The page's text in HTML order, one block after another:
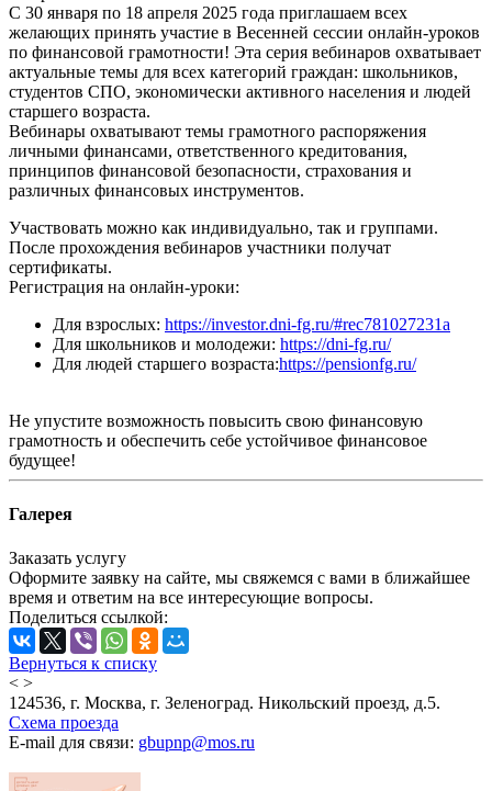
С 30 января по 18 апреля 2025 года приглашаем всех
желающих принять участие в Весенней сессии онлайн-уроков
по финансовой грамотности! Эта серия вебинаров охватывает
актуальные темы для всех категорий граждан: школьников,
студентов СПО, экономически активного населения и людей
старшего возраста.
Вебинары охватывают темы грамотного распоряжения
личными финансами, ответственного кредитования,
принципов финансовой безопасности, страхования и
различных финансовых инструментов.
Участвовать можно как индивидуально, так и группами.
После прохождения вебинаров участники получат
сертификаты.
Регистрация на онлайн-уроки:
Для взрослых: https://investor.dni-fg.ru/#rec781027231a
Для школьников и молодежи: https://dni-fg.ru/
Для людей старшего возраста:https://pensionfg.ru/
Не упустите возможность повысить свою финансовую
грамотность и обеспечить себе устойчивое финансовое
будущее!
Галерея
Заказать услугу
Оформите заявку на сайте, мы свяжемся с вами в ближайшее
время и ответим на все интересующие вопросы.
Поделиться ссылкой:
Вернуться к списку
< >
124536, г. Москва, г. Зеленоград. Никольский проезд, д.5.
Схема проезда
E-mail для связи: gbupnp@mos.ru